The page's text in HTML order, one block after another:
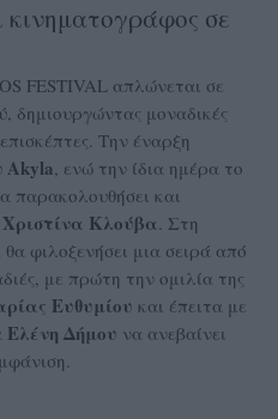
σε
FESTIVAL απλώνεται σε
δημιουργώντας μοναδικές
Την έναρξη
Akyla, ενώ την ίδια ημέρα το
παρακολουθήσει και
Χριστίνα Κλούβα. Στη
φιλοξενήσει μια σειρά από
με πρώτη την ομιλία της
Ευθυμίου και έπειτα με
Ελένη Δήμου να ανεβαίνει